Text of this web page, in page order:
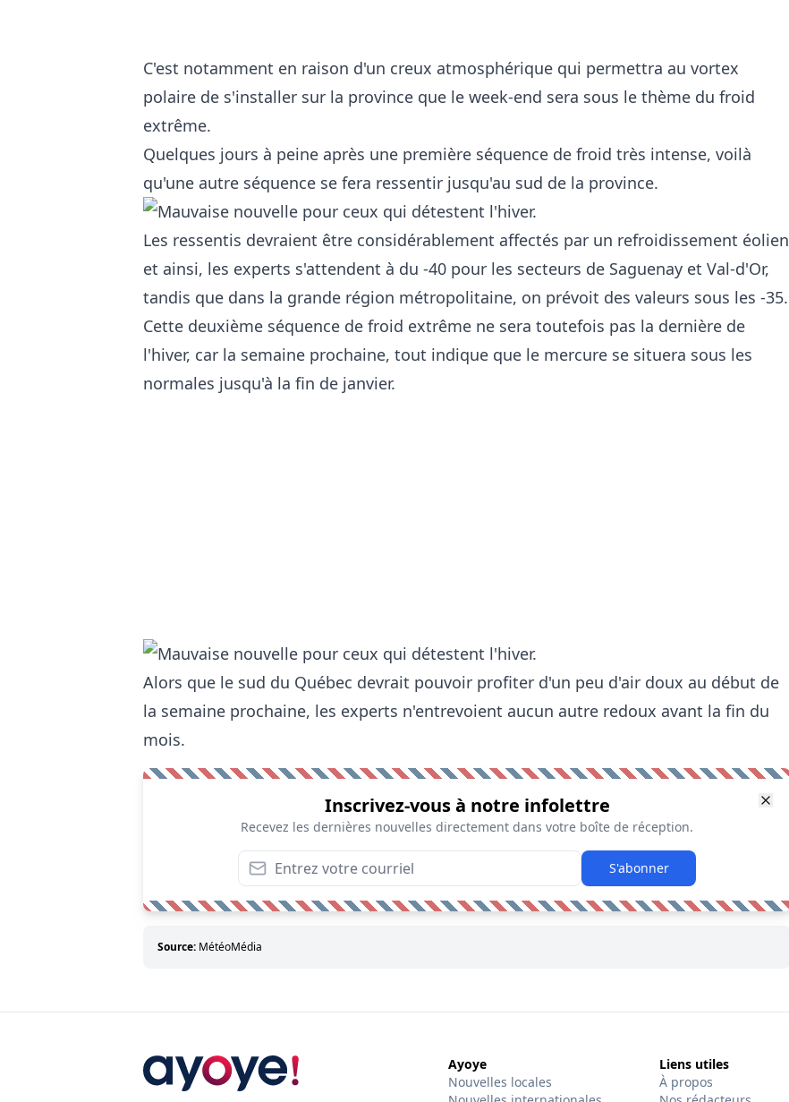
C'est notamment en raison d'un creux atmosphérique qui permettra au vortex
polaire de s'installer sur la province que le week-end sera sous le thème du froid
extrême.
Quelques jours à peine après une première séquence de froid très intense, voilà
qu'une autre séquence se fera ressentir jusqu'au sud de la province.
Les ressentis devraient être considérablement affectés par un refroidissement éolien
et ainsi, les experts s'attendent à du -40 pour les secteurs de Saguenay et Val-d'Or,
tandis que dans la grande région métropolitaine, on prévoit des valeurs sous les -35.
Cette deuxième séquence de froid extrême ne sera toutefois pas la dernière de
l'hiver, car la semaine prochaine, tout indique que le mercure se situera sous les
normales jusqu'à la fin de janvier.
Alors que le sud du Québec devrait pouvoir profiter d'un peu d'air doux au début de
la semaine prochaine, les experts n'entrevoient aucun autre redoux avant la fin du
mois.
Inscrivez-vous à notre infolettre
Recevez les dernières nouvelles directement dans votre boîte de réception.
S'abonner
Source: MétéoMédia
Ayoye
Nouvelles locales
Liens utiles
À propos